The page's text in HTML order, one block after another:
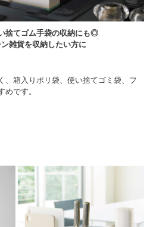
捨てゴム手袋の収納にも◎
雑貨を収納したい方に
、箱入りポリ袋、使い捨てゴミ袋、フ
めです。